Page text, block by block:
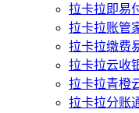
拉卡拉即易
拉卡拉账管
拉卡拉缴费
拉卡拉云收
拉卡拉青橙
拉卡拉分账